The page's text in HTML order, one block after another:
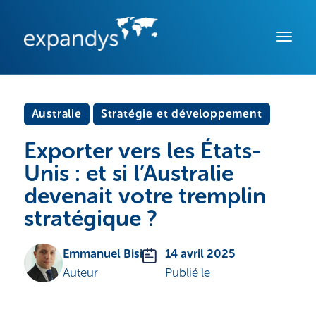
Australie Stratégie et développement
Exporter vers les États-
Unis : et si l’Australie
devenait votre tremplin
stratégique ?
Emmanuel Bisi
Auteur
14 avril 2025
Publié le